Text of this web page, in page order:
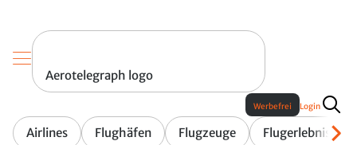
Aerotelegraph logo
Airlines Flughäfen Flugzeuge Flugerlebnis
Werbefrei Login